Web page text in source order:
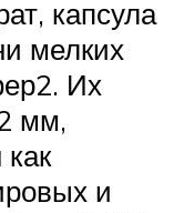
капсула
мелких
Их
мм,
и